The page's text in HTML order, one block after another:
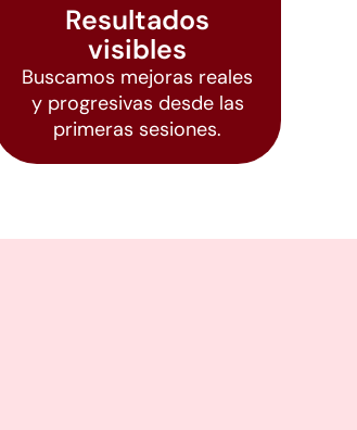
Resultados
visibles
Buscamos mejoras reales
y progresivas desde las
primeras sesiones.